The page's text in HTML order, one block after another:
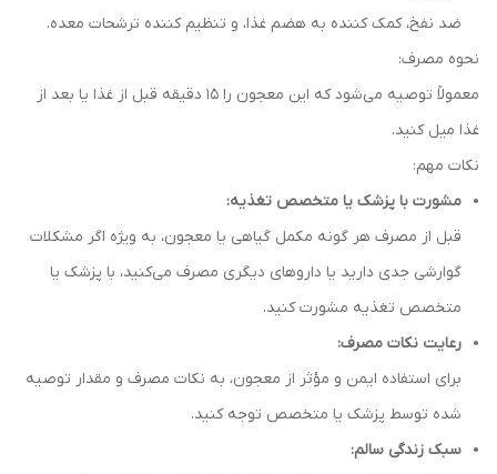
ضد نفخ، کمک کننده به هضم غذا، و تنظیم کننده ترشحات معده.
نحوه مصرف:
معمولاً توصیه می‌شود که این معجون را 15 دقیقه قبل از غذا یا بعد از
غذا میل کنید.
نکات مهم:
مشورت با پزشک یا متخصص تغذیه:
قبل از مصرف هر گونه مکمل گیاهی یا معجون، به ویژه اگر مشکلات
گوارشی جدی دارید یا داروهای دیگری مصرف می‌کنید، با پزشک یا
متخصص تغذیه مشورت کنید.
رعایت نکات مصرف:
برای استفاده ایمن و مؤثر از معجون، به نکات مصرف و مقدار توصیه
شده توسط پزشک یا متخصص توجه کنید.
سبک زندگی سالم: